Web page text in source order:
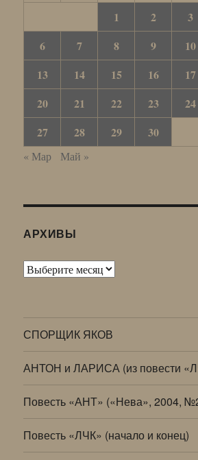
1
2 3
6
7 8 9 10
13
14 15 16 17
20
21 22 23 24
27
28 29 30
« Мар Май »
АРХИВЫ
Архивы
СПОРЩИК ЯКОВ
АНТОН и ЛАРИСА (из повести
Повесть «АНТ» («Нева», 2004,
Повесть «ЛЧК» (начало и конец)